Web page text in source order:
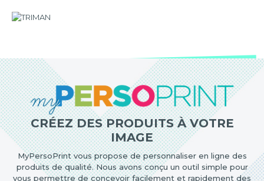
CRÉEZ DES PRODUITS À VOTRE
IMAGE
MyPersoPrint vous propose de personnaliser en ligne des
produits de qualité. Nous avons conçu un outil simple pour
vous permettre de concevoir facilement et rapidement des